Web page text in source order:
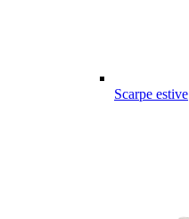
Scarpe estive